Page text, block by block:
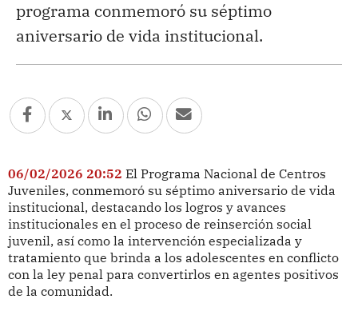
programa conmemoró su séptimo
aniversario de vida institucional.
06/02/2026 20:52 El Programa Nacional de Centros
Juveniles, conmemoró su séptimo aniversario de vida
institucional, destacando los logros y avances
institucionales en el proceso de reinserción social
juvenil, así como la intervención especializada y
tratamiento que brinda a los adolescentes en conflicto
con la ley penal para convertirlos en agentes positivos
de la comunidad.